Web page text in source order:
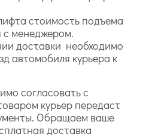
стоимость подъема
с менеджером.
доставки необходимо
автомобиля курьера к
согласовать с
курьер передаст
Обращаем ваше
доставка